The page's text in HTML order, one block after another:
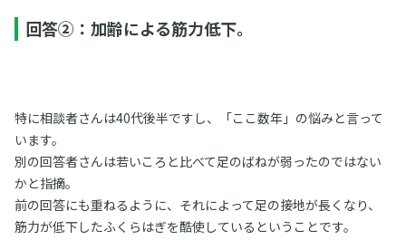
回答➁：加齢による筋力低下。
特に相談者さんは40代後半ですし、「ここ数年」の悩みと言って
います。
別の回答者さんは若いころと比べて足のばねが弱ったのではない
かと指摘。
前の回答にも重ねるように、それによって足の接地が長くなり、
筋力が低下したふくらはぎを酷使しているということです。